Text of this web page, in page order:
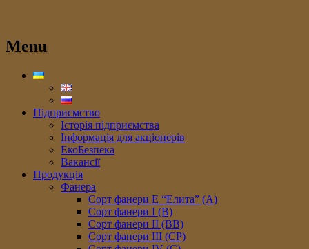
Menu
Підприємство
Історія підприємства
Інформація для акціонерів
ЕкоБезпека
Вакансії
Продукція
Фанера
Сорт фанери E “Елита” (A)
Сорт фанери I (В)
Сорт фанери II (ВB)
Сорт фанери III (CP)